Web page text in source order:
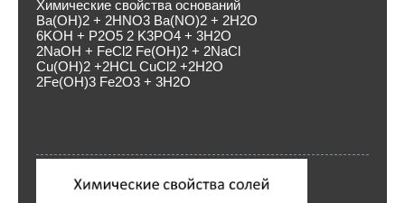
Химические свойства оснований
Ba(OH)2 + 2HNO3 Ba(NO)2 + 2H2O
6KOH + P2O5 2 K3PO4 + 3H2O
2NaOH + FeCl2 Fe(OH)2 + 2NaCl
Cu(OH)2 +2HCL CuCl2 +2H2O
2Fe(OH)3 Fe2O3 + 3H2O